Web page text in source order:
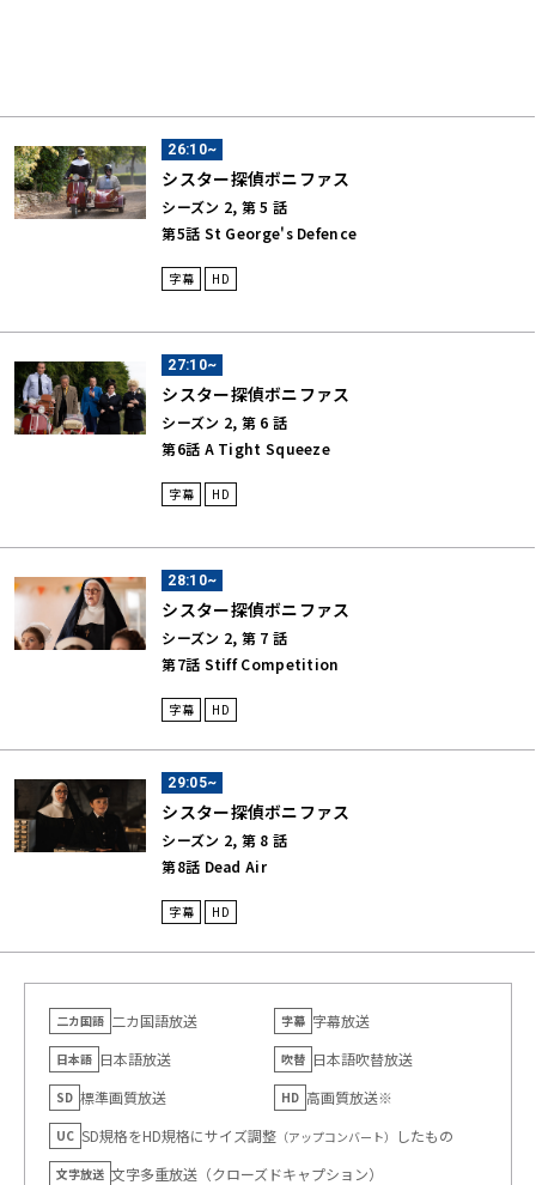
26:10~
シスター探偵ボニファス
シーズン 2, 第 5 話
第5話 St George's Defence
字幕 HD
27:10~
シスター探偵ボニファス
シーズン 2, 第 6 話
第6話 A Tight Squeeze
字幕 HD
28:10~
シスター探偵ボニファス
シーズン 2, 第 7 話
第7話 Stiff Competition
字幕 HD
29:05~
シスター探偵ボニファス
シーズン 2, 第 8 話
第8話 Dead Air
字幕 HD
二カ国語 二カ国語放送 字幕 字幕放送
日本語 日本語放送 吹替 日本語吹替放送
SD 標準画質放送 HD 高画質放送※
UC SD規格をHD規格にサイズ調整 （アップコンバート） したもの
文字放送 文字多重放送（クローズドキャプション）